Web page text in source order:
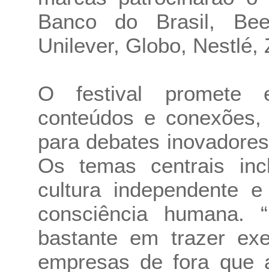
Banco do Brasil,
Unilever, Globo, Nestlé,
O festival promete
conteúdos e
para debates
Os temas centrais
cultura independente
consciência humana.
bastante em trazer
empresas de fora que